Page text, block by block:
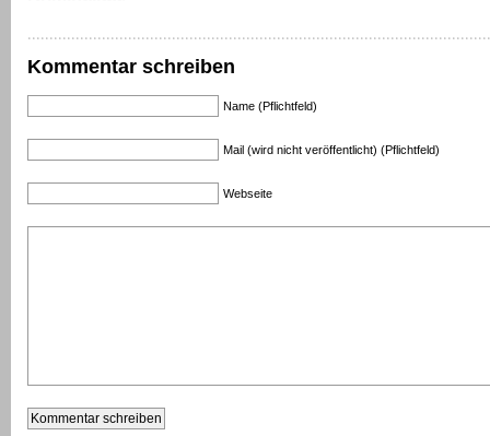
Kommentar schreiben
Name (Pflichtfeld)
Mail (wird nicht veröffentlicht) (Pflichtfeld)
Webseite